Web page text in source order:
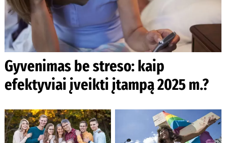
Gyvenimas be streso: kaip
efektyviai įveikti įtampą 2025 m.?